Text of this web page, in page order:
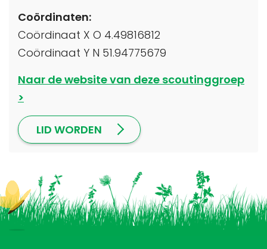
Coördinaten:
Coördinaat X O 4.49816812
Coördinaat Y N 51.94775679
Naar de website van deze scoutinggroep
LID WORDEN